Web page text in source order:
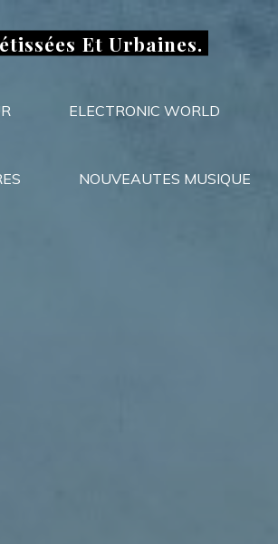
Et Urbaines.
ELECTRONIC WORLD
NOUVEAUTES MUSIQUE